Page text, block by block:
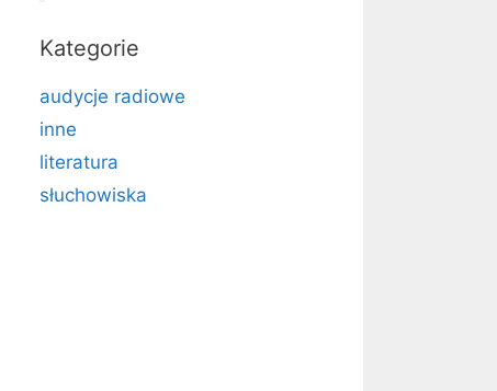
Kategorie
audycje radiowe
inne
literatura
słuchowiska